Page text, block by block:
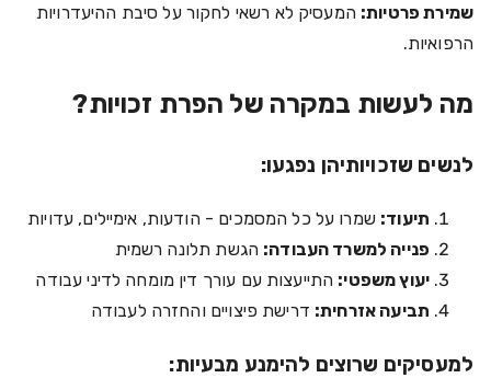
שמירת פרטיות: המעסיק לא רשאי לחקור על סיבת ההיעדרויות
הרפואיות.
מה לעשות במקרה של הפרת זכויות?
לנשים שזכויותיהן נפגעו:
תיעוד: שמרו על כל המסמכים - הודעות, אימיילים, עדויות
פנייה למשרד העבודה: הגשת תלונה רשמית
יעוץ משפטי: התייעצות עם עורך דין מומחה לדיני עבודה
תביעה אזרחית: דרישת פיצויים והחזרה לעבודה
למעסיקים שרוצים להימנע מבעיות: